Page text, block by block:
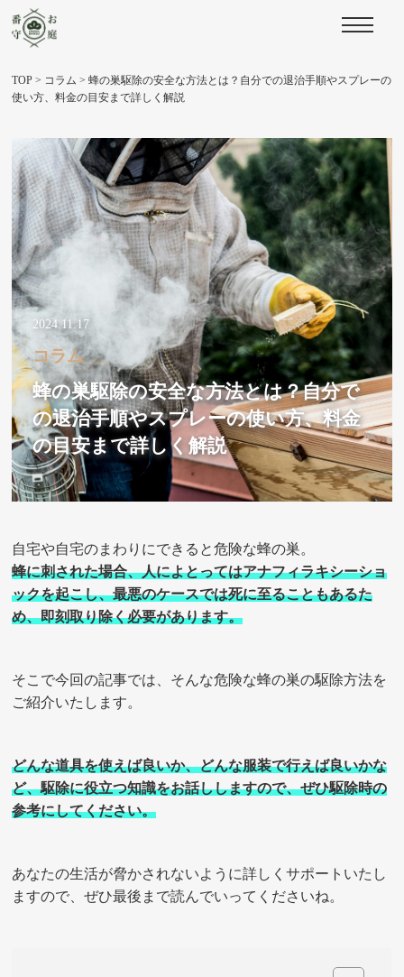
TOP > コラム >蜂の巣駆除の安全な方法とは？自分での退治手順やスプレーの
使い方、料金の目安まで詳しく解説
2024.11.17
コラム
蜂の巣駆除の安全な方法とは？自分で
の退治手順やスプレーの使い方、料金
の目安まで詳しく解説
自宅や自宅のまわりにできると危険な蜂の巣。
蜂に刺された場合、人によとってはアナフィラキシーショ
ックを起こし、最悪のケースでは死に至ることもあるた
め、即刻取り除く必要があります。
そこで今回の記事では、そんな危険な蜂の巣の駆除方法を
ご紹介いたします。
どんな道具を使えば良いか、どんな服装で行えば良いかな
ど、駆除に役立つ知識をお話ししますので、ぜひ駆除時の
参考にしてください。
あなたの生活が脅かされないように詳しくサポートいたし
ますので、ぜひ最後まで読んでいってくださいね。